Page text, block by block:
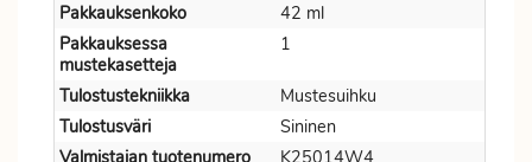
Pakkauksenkoko
42 ml
Pakkauksessa
mustekasetteja
1
Tulostustekniikka
Mustesuihku
Tulostusväri
Sininen
Valmistajan tuotenumero
K25014W4